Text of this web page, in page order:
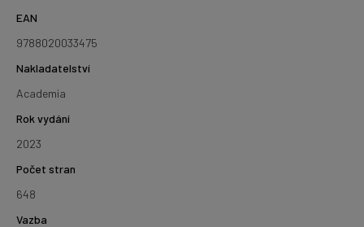
EAN
9788020033475
Nakladatelství
Academia
Rok vydání
2023
Počet stran
648
Vazba